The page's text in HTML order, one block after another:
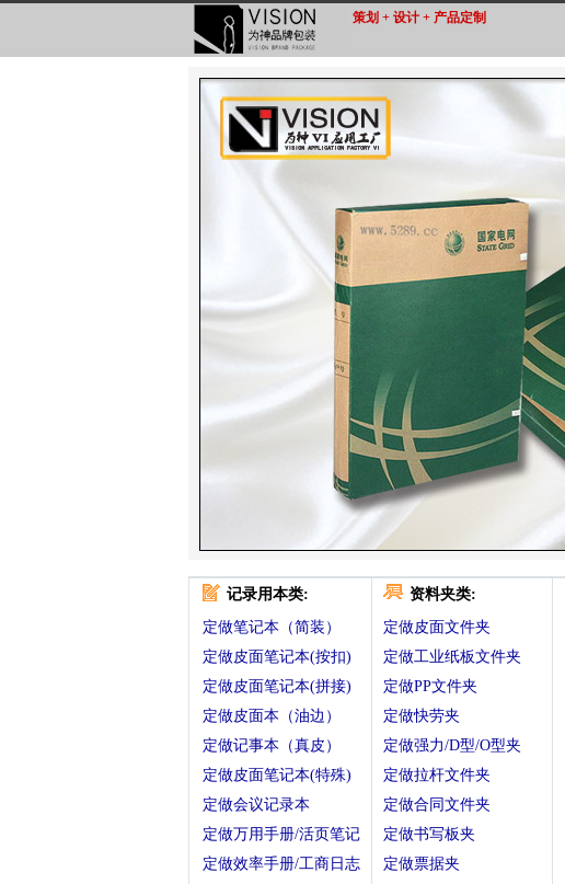
策划 + 设计 + 产品定制
记录用本类:
定做笔记本（简装）
定做皮面笔记本(按扣)
定做皮面笔记本(拼接)
定做皮面本（油边）
定做记事本（真皮）
定做皮面笔记本(特殊)
定做会议记录本
定做万用手册/活页笔记
定做效率手册/工商日志
资料夹类:
定做皮面文件夹
定做工业纸板文件夹
定做PP文件夹
定做快劳夹
定做强力/D型/O型夹
定做拉杆文件夹
定做合同文件夹
定做书写板夹
定做票据夹